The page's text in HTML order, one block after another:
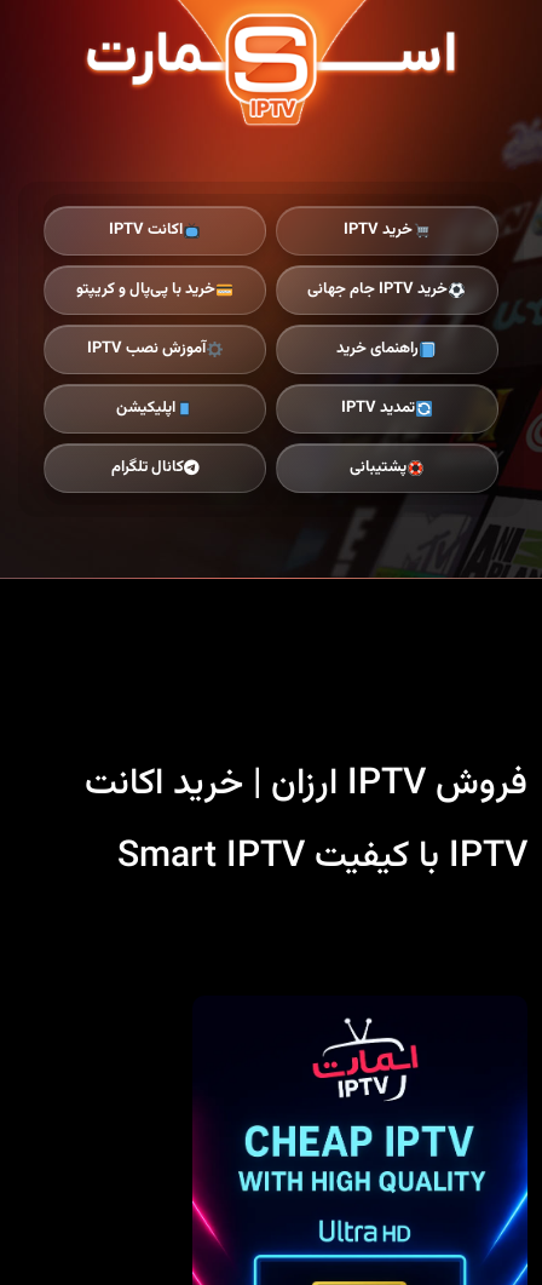
خرید IPTV اکانت IPTV
خرید IPTV جام جهانی خرید با پی‌پال و کریپتو
راهنمای خرید آموزش نصب IPTV
تمدید IPTV اپلیکیشن
پشتیبانی کانال تلگرام
فروش IPTV ارزان | خرید اکانت
IPTV با کیفیت Smart IPTV